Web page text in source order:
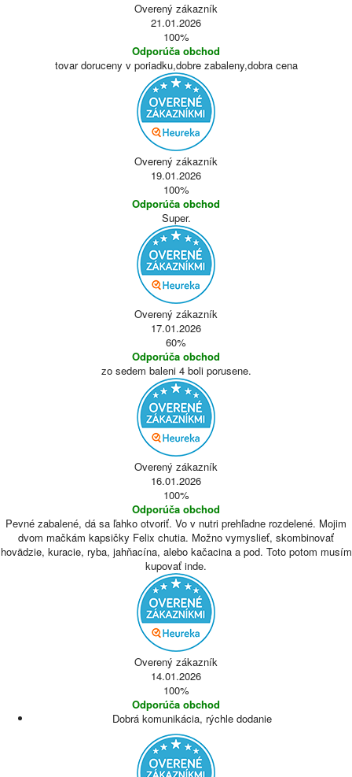
Overený zákazník
21.01.2026
100%
Odporúča obchod
tovar doruceny v poriadku,dobre zabaleny,dobra cena
Overený zákazník
19.01.2026
100%
Odporúča obchod
Super.
Overený zákazník
17.01.2026
60%
Odporúča obchod
zo sedem baleni 4 boli porusene.
Overený zákazník
16.01.2026
100%
Odporúča obchod
Pevné zabalené, dá sa ľahko otvoriť. Vo v nutri prehľadne rozdelené. Mojim
dvom mačkám kapsičky Felix chutia. Možno vymyslieť, skombinovať
hovädzie, kuracie, ryba, jahňacína, alebo kačacina a pod. Toto potom musím
kupovať inde.
Overený zákazník
14.01.2026
100%
Odporúča obchod
Dobrá komunikácia, rýchle dodanie